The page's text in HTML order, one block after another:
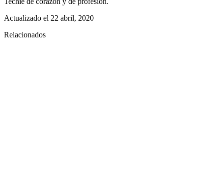
Actualizado el 22 abril, 2020
Relacionados